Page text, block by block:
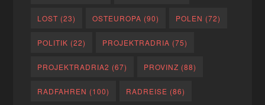
LOST (23) OSTEUROPA (90) POLEN (72)
POLITIK (22) PROJEKTRADRIA (75)
PROJEKTRADRIA2 (67) PROVINZ (88)
RADFAHREN (100) RADREISE (86)